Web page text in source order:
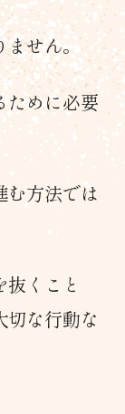
ません。
ために必要
む方法では
くこと
切な行動な